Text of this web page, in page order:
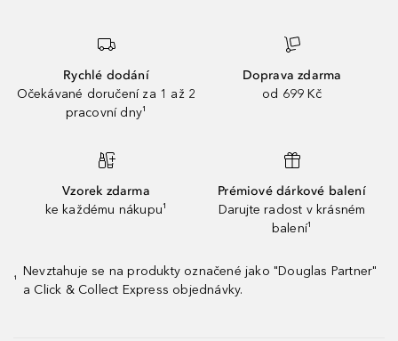
Rychlé dodání
Očekávané doručení za 1 až 2
pracovní dny¹
Doprava zdarma
od 699 Kč
Vzorek zdarma
ke každému nákupu¹
Prémiové dárkové balení
Darujte radost v krásném
balení¹
¹
Nevztahuje se na produkty označené jako "Douglas Partner"
a Click & Collect Express objednávky.